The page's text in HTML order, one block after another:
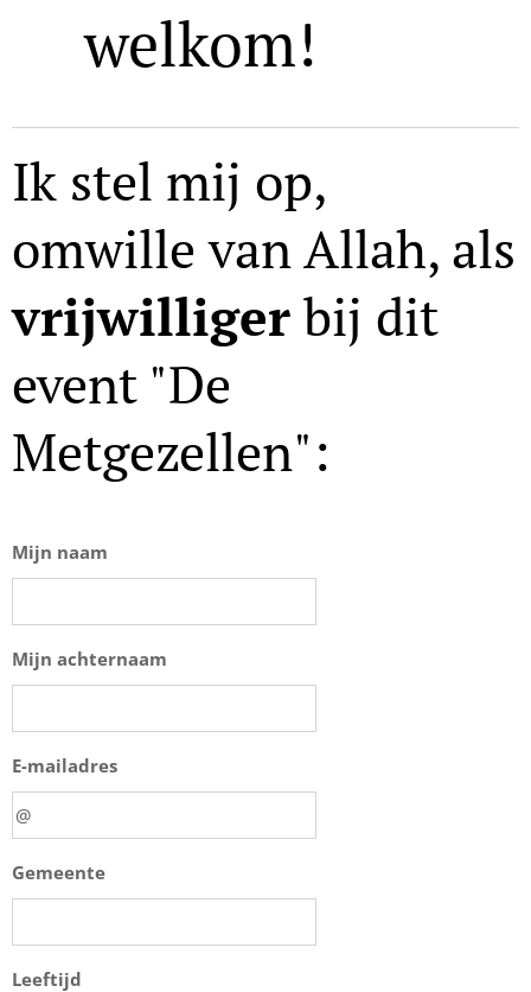
welkom!
Ik stel mij op,
omwille van Allah, als
vrijwilligerbij dit
event "De
Metgezellen":
Mijn naam
Mijn achternaam
E-mailadres
Gemeente
Leeftijd